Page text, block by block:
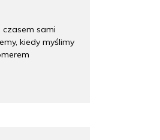
czasem sami
kiedy myślimy